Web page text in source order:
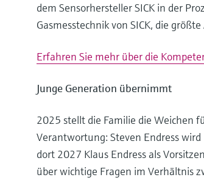
dem Sensorhersteller SICK in der
Gasmesstechnik von SICK, die
Erfahren Sie mehr über die
Junge Generation übernimmt
2025 stellt die Familie die Weichen
Verantwortung: Steven Endress
dort 2027 Klaus Endress als
über wichtige Fragen im Verhältnis